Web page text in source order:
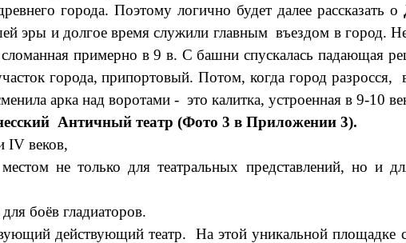
города. Поэтому логично будет далее рассказать о
эры и долгое время служили главным въездом в город.
примерно в 9 в. С башни спускалась падающая
города, припортовый. Потом, когда город
арка над воротами - это калитка, устроенная в 9-10
Античный театр (Фото 3 в Приложении 3).
IV веков,
не только для театральных представлений, но и
боёв гладиаторов.
действующий театр. На этой уникальной площадке